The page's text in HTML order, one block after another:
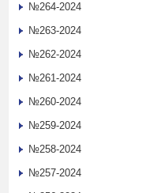
№264-2024
№263-2024
№262-2024
№261-2024
№260-2024
№259-2024
№258-2024
№257-2024